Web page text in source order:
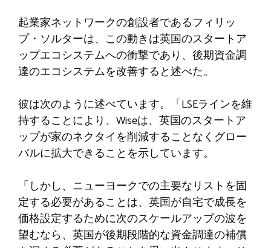
起業家ネットワークの創設者であるフィリッ
プ・ソルターは、この動きは英国のスタートア
ップエコシステムへの衝撃であり、後期資金調
達のエコシステムを改善すると述べた。
彼は次のように述べています。「LSEラインを維
持することにより、Wiseは、英国のスタートア
ップが家のネクタイを削減することなくグロー
バルに拡大できることを示しています。
「しかし、ニューヨークでの主要なリストを固
定する必要があることは、英国が自宅で成長を
価格設定するために次のスケールアップの波を
望むなら、英国が後期段階的な資金調達の補償